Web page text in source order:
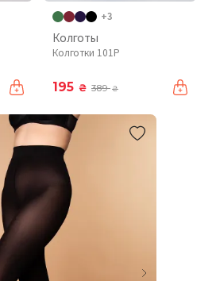
+3
Колготы
Колготки 101P
195 ₴ 389₴